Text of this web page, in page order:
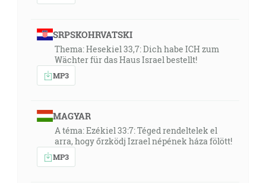
SRPSKOHRVATSKI
Thema: Hesekiel 33,7: Dich habe ICH zum
Wächter für das Haus Israel bestellt!
MP3
MAGYAR
A téma: Ezékiel 33:7: Téged rendeltelek el
arra, hogy őrzködj Izrael népének háza fölött!
MP3